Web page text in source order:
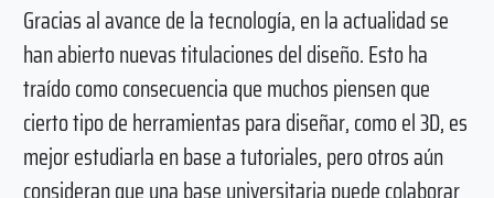
Gracias al avance de la tecnología, en la actualidad se
han abierto nuevas titulaciones del diseño. Esto ha
traído como consecuencia que muchos piensen que
cierto tipo de herramientas para diseñar, como el 3D, es
mejor estudiarla en base a tutoriales, pero otros aún
consideran que una base universitaria puede colaborar